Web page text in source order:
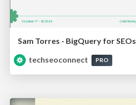
Sam Torres - BigQuery for SEOs
techseoconnect
PRO